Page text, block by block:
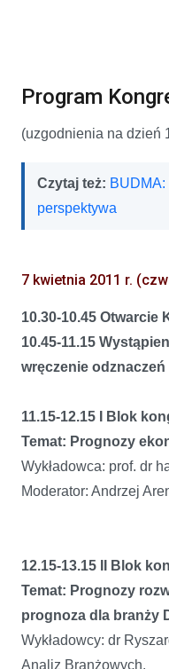
Program
(uzgodnienia na dzień
Czytaj też:
perspektywa
7 kwietnia 2011 r.
10.30-10.45 Otwarcie
10.45-11.15
wręczenie
11.15-12.15 I Blok
Temat: Prognozy
Wykładowca: prof. dr
Moderator: Andrzej
12.15-13.15 II Blok
Temat: Prognozy
prognoza dla branży
Wykładowcy: dr
Analiz Branżowych.